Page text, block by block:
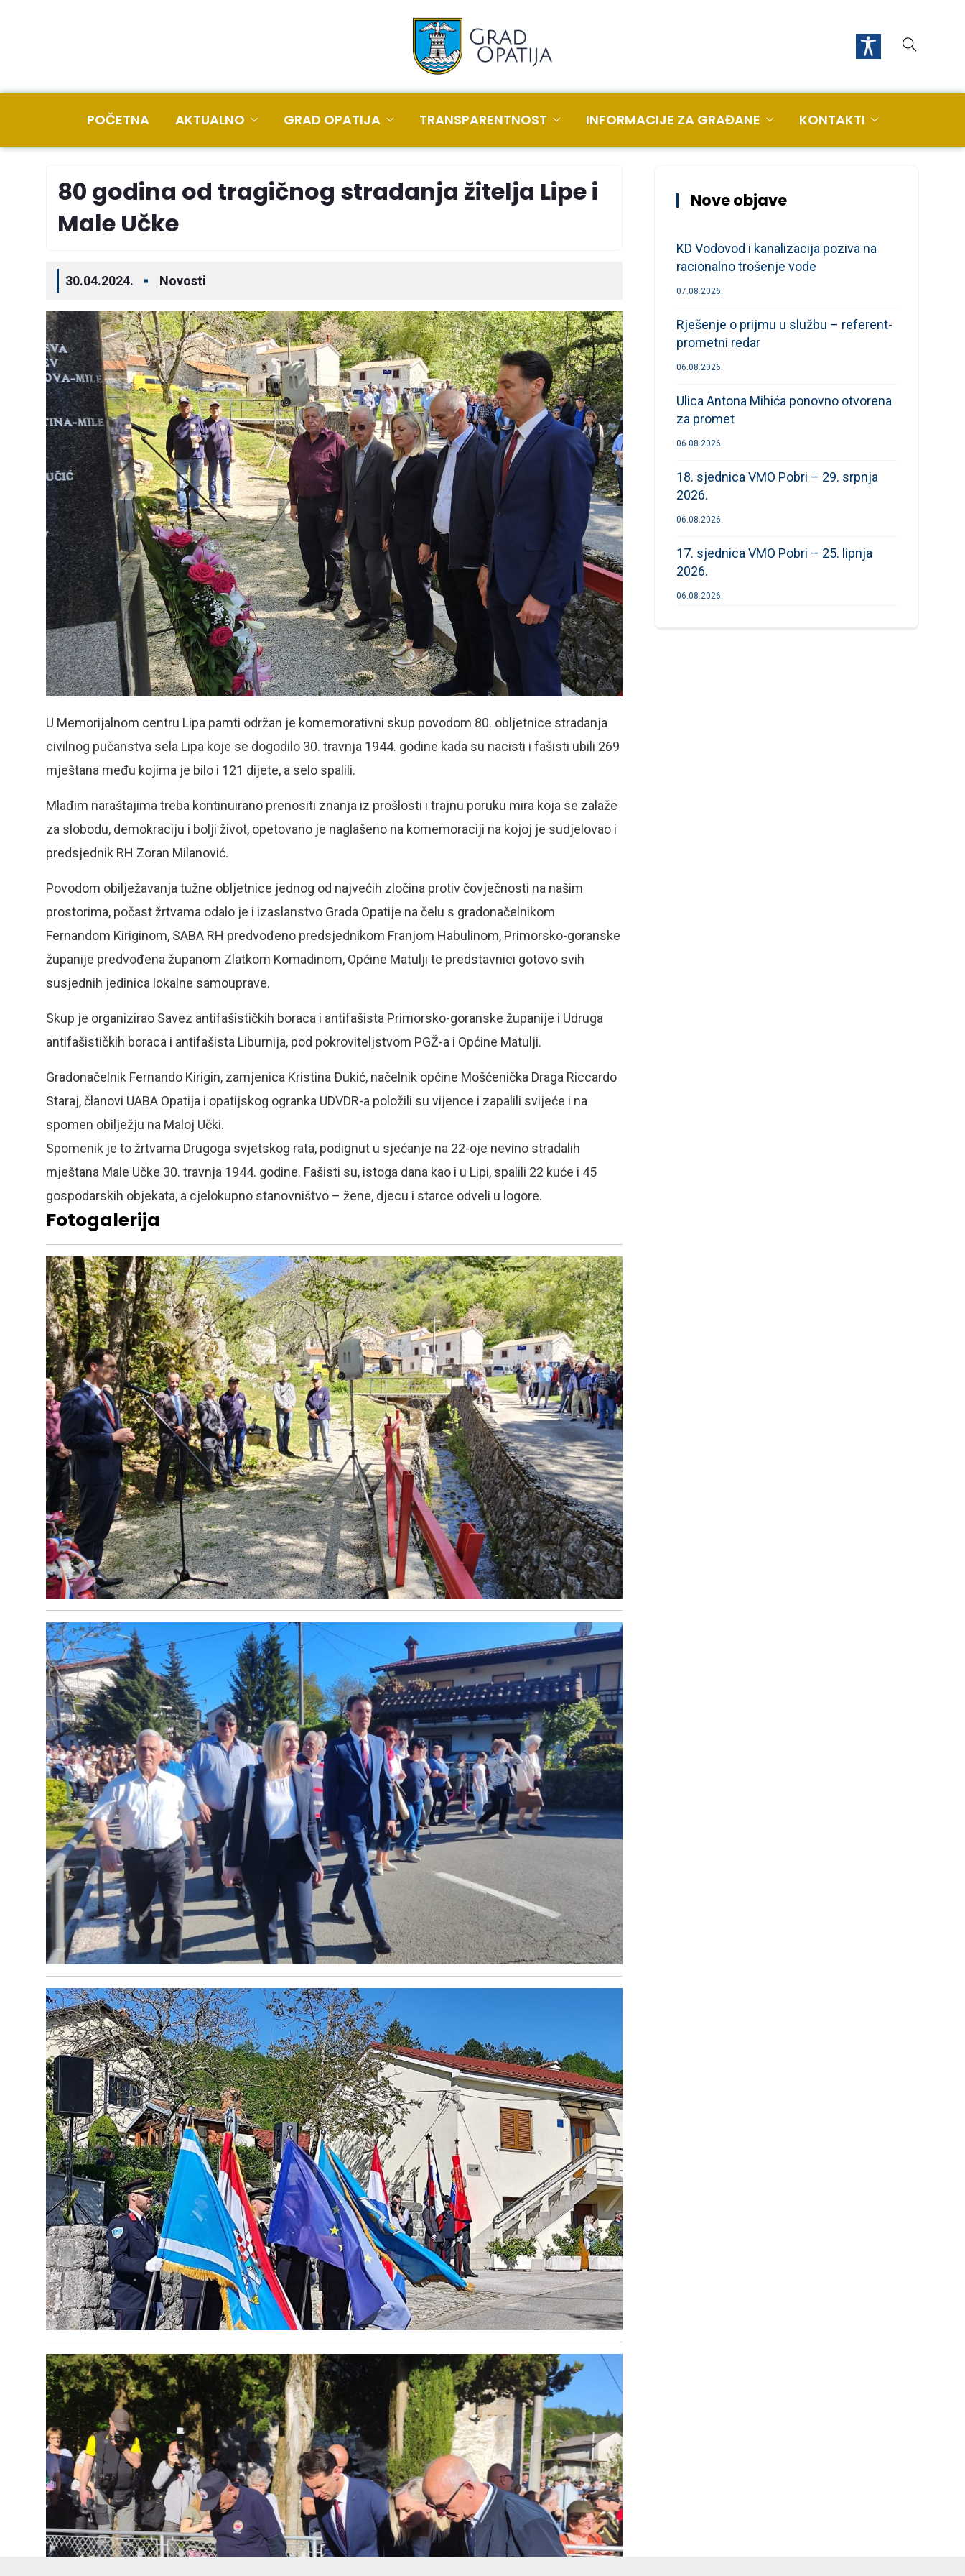
POČETNA AKTUALNO GRAD OPATIJA TRANSPARENTNOST INFORMACIJE ZA GRAĐANE KONTAKTI
80 godina od tragičnog stradanja žitelja Lipe i
Male Učke
30.04.2024. Novosti
U Memorijalnom centru Lipa pamti održan je komemorativni skup povodom 80. obljetnice stradanja
civilnog pučanstva sela Lipa koje se dogodilo 30. travnja 1944. godine kada su nacisti i fašisti ubili 269
mještana među kojima je bilo i 121 dijete, a selo spalili.
Mlađim naraštajima treba kontinuirano prenositi znanja iz prošlosti i trajnu poruku mira koja se zalaže
za slobodu, demokraciju i bolji život, opetovano je naglašeno na komemoraciji na kojoj je sudjelovao i
predsjednik RH Zoran Milanović.
Povodom obilježavanja tužne obljetnice jednog od najvećih zločina protiv čovječnosti na našim
prostorima, počast žrtvama odalo je i izaslanstvo Grada Opatije na čelu s gradonačelnikom
Fernandom Kiriginom, SABA RH predvođeno predsjednikom Franjom Habulinom, Primorsko-goranske
županije predvođena županom Zlatkom Komadinom, Općine Matulji te predstavnici gotovo svih
susjednih jedinica lokalne samouprave.
Skup je organizirao Savez antifašističkih boraca i antifašista Primorsko-goranske županije i Udruga
antifašističkih boraca i antifašista Liburnija, pod pokroviteljstvom PGŽ-a i Općine Matulji.
Gradonačelnik Fernando Kirigin, zamjenica Kristina Đukić, načelnik općine Mošćenička Draga Riccardo
Staraj, članovi UABA Opatija i opatijskog ogranka UDVDR-a položili su vijence i zapalili svijeće i na
spomen obilježju na Maloj Učki.
Spomenik je to žrtvama Drugoga svjetskog rata, podignut u sjećanje na 22-oje nevino stradalih
mještana Male Učke 30. travnja 1944. godine. Fašisti su, istoga dana kao i u Lipi, spalili 22 kuće i 45
gospodarskih objekata, a cjelokupno stanovništvo – žene, djecu i starce odveli u logore.
Fotogalerija
Nove objave
KD Vodovod i kanalizacija poziva na
racionalno trošenje vode
07.08.2026.
Rješenje o prijmu u službu – referent-
prometni redar
06.08.2026.
Ulica Antona Mihića ponovno otvorena
za promet
06.08.2026.
18. sjednica VMO Pobri – 29. srpnja
2026.
06.08.2026.
17. sjednica VMO Pobri – 25. lipnja
2026.
06.08.2026.